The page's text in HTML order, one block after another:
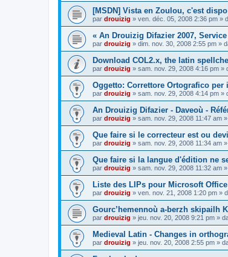
[MSDN] Vista en Zoulou, c'est
par drouizig » ven. déc. 05, 2008 2:36 pm »
« An Drouizig Difazier 2007,
par drouizig » dim. nov. 30, 2008 2:55 pm »
Download COL2.x, the latin
par drouizig » sam. nov. 29, 2008 4:16 pm »
Oggetto: Correttore Ortografico per
par drouizig » sam. nov. 29, 2008 4:14 pm »
An Drouizig Difazier - Daveoù -
par drouizig » sam. nov. 29, 2008 11:47 am
Que faire si le correcteur est ou
par drouizig » sam. nov. 29, 2008 11:34 am
Que faire si la langue d'édition ne
par drouizig » sam. nov. 29, 2008 11:32 am
Liste des LIPs pour Microsoft Office
par drouizig » ven. nov. 21, 2008 1:20 pm »
Gourc’hemennoù a-berzh skipailh
par drouizig » jeu. nov. 20, 2008 9:21 pm »
Medieval Latin - Changes in
par drouizig » jeu. nov. 20, 2008 2:55 pm »